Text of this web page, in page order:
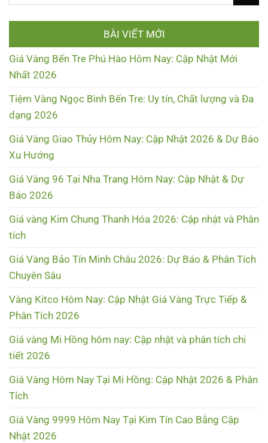
BÀI VIẾT MỚI
Giá Vàng Bến Tre Phú Hào Hôm Nay: Cập Nhật Mới
Nhất 2026
Tiệm Vàng Ngọc Bình Bến Tre: Uy tín, Chất lượng và Đa
dạng 2026
Giá Vàng Giao Thủy Hôm Nay: Cập Nhật 2026 & Dự Báo
Xu Hướng
Giá Vàng 96 Tại Nha Trang Hôm Nay: Cập Nhật & Dự
Báo 2026
Giá vàng Kim Chung Thanh Hóa 2026: Cập nhật và Phân
tích
Giá Vàng Bảo Tín Minh Châu 2026: Dự Báo & Phân Tích
Chuyên Sâu
Vàng Kitco Hôm Nay: Cập Nhật Giá Vàng Trực Tiếp &
Phân Tích 2026
Giá vàng Mi Hồng hôm nay: Cập nhật và phân tích chi
tiết 2026
Giá Vàng Hôm Nay Tại Mi Hồng: Cập Nhật 2026 & Phân
Tích
Giá Vàng 9999 Hôm Nay Tại Kim Tín Cao Bằng Cập
Nhật 2026